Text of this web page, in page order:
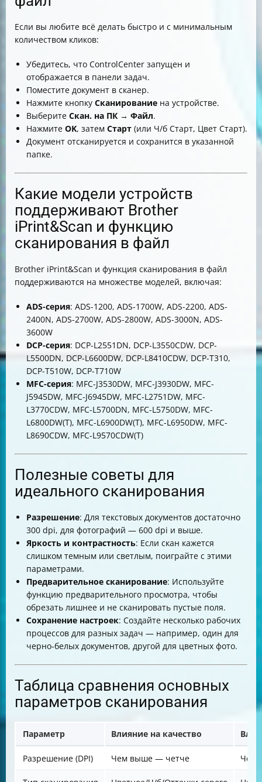
Если вы любите всё делать быстро и с минимальным
количеством кликов:
Убедитесь, что ControlCenter запущен и
отображается в панели задач.
Поместите документ в сканер.
Нажмите кнопку Сканирование на устройстве.
Выберите Скан. на ПК → Файл.
Нажмите OK, затем Старт (или Ч/б Старт, Цвет Старт).
Документ отсканируется и сохранится в указанной
папке.
Какие модели устройств
поддерживают Brother
iPrint&Scan и функцию
сканирования в файл
Brother iPrint&Scan и функция сканирования в файл
поддерживаются на множестве моделей, включая:
ADS-серия: ADS-1200, ADS-1700W, ADS-2200, ADS-
2400N, ADS-2700W, ADS-2800W, ADS-3000N, ADS-
3600W
DCP-серия: DCP-L2551DN, DCP-L3550CDW, DCP-
L5500DN, DCP-L6600DW, DCP-L8410CDW, DCP-T310,
DCP-T510W, DCP-T710W
MFC-серия: MFC-J3530DW, MFC-J3930DW, MFC-
J5945DW, MFC-J6945DW, MFC-L2751DW, MFC-
L3770CDW, MFC-L5700DN, MFC-L5750DW, MFC-
L6800DW(T), MFC-L6900DW(T), MFC-L6950DW, MFC-
L8690CDW, MFC-L9570CDW(T)
Полезные советы для
идеального сканирования
Разрешение: Для текстовых документов достаточно
300 dpi, для фотографий — 600 dpi и выше.
Яркость и контрастность: Если скан кажется
слишком темным или светлым, поиграйте с этими
параметрами.
Предварительное сканирование: Используйте
функцию предварительного просмотра, чтобы
обрезать лишнее и не сканировать пустые поля.
Сохранение настроек: Создайте несколько рабочих
процессов для разных задач — например, один для
черно-белых документов, другой для цветных фото.
Таблица сравнения основных
параметров сканирования
Параметр Влияние на качество
Разрешение (DPI) Чем выше — четче Чем